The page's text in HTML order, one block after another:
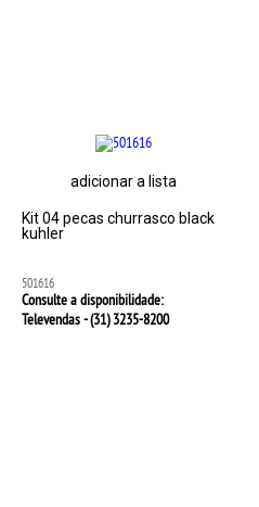
adicionar a lista
Kit 04 pecas churrasco black
kuhler
501616
Consulte a disponibilidade:
Televendas - (31)3235-8200